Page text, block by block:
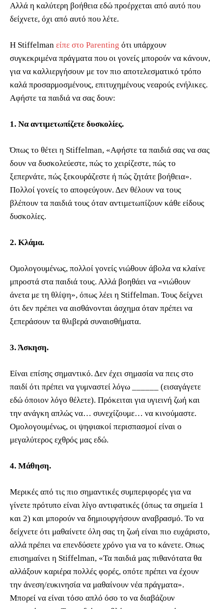
Αλλά η καλύτερη βοήθεια εδώ προέρχεται από αυτό που
δείχνετε, όχι από αυτό που λέτε.
Η Stiffelman είπε στο Parenting ότι υπάρχουν
συγκεκριμένα πράγματα που οι γονείς μπορούν να κάνουν,
για να καλλιεργήσουν με τον πιο αποτελεσματικό τρόπο
καλά προσαρμοσμένους, επιτυχημένους νεαρούς ενήλικες.
Αφήστε τα παιδιά να σας δουν:
1. Να αντιμετωπίζετε δυσκολίες.
Όπως το θέτει η Stiffelman, «Αφήστε τα παιδιά σας να σας
δουν να δυσκολεύεστε, πώς το χειρίζεστε, πώς το
ξεπερνάτε, πώς ξεκουράζεστε ή πώς ζητάτε βοήθεια».
Πολλοί γονείς το αποφεύγουν. Δεν θέλουν να τους
βλέπουν τα παιδιά τους όταν αντιμετωπίζουν κάθε είδους
δυσκολίες.
2. Κλάμα.
Ομολογουμένως, πολλοί γονείς νιώθουν άβολα να κλαίνε
μπροστά στα παιδιά τους. Αλλά βοηθάει να «νιώθουν
άνετα με τη θλίψη», όπως λέει η Stiffelman. Τους δείχνει
ότι δεν πρέπει να αισθάνονται άσχημα όταν πρέπει να
ξεπεράσουν τα θλιβερά συναισθήματα.
3. Άσκηση.
Είναι επίσης σημαντικό. Δεν έχει σημασία να πεις στο
παιδί ότι πρέπει να γυμναστεί λόγω ______ (εισαγάγετε
εδώ όποιον λόγο θέλετε). Πρόκειται για υγιεινή ζωή και
την ανάγκη απλώς να… συνεχίζουμε… να κινούμαστε.
Ομολογουμένως, οι ψηφιακοί περισπασμοί είναι ο
μεγαλύτερος εχθρός μας εδώ.
4. Μάθηση.
Μερικές από τις πιο σημαντικές συμπεριφορές για να
γίνετε πρότυπο είναι λίγο αντιφατικές (όπως τα σημεία 1
και 2) και μπορούν να δημιουργήσουν αναβρασμό. Το να
δείχνετε ότι μαθαίνετε όλη σας τη ζωή είναι πιο ευχάριστο,
αλλά πρέπει να επενδύσετε χρόνο για να το κάνετε. Οπως
επισημαίνει η Stiffelman, «Τα παιδιά μας πιθανότατα θα
αλλάξουν καριέρα πολλές φορές, οπότε πρέπει να έχουν
την άνεση/ευκινησία να μαθαίνουν νέα πράγματα».
Μπορεί να είναι τόσο απλό όσο το να διαβάζουν